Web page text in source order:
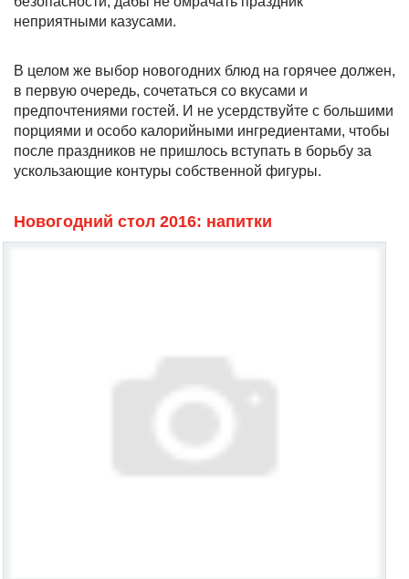
неприятными казусами.
В целом же выбор новогодних блюд на горячее должен,
в первую очередь, сочетаться со вкусами и
предпочтениями гостей. И не усердствуйте с большими
порциями и особо калорийными ингредиентами, чтобы
после праздников не пришлось вступать в борьбу за
ускользающие контуры собственной фигуры.
Новогодний стол 2016: напитки